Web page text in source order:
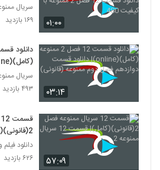
۰۱:۰۰
480
سریال
۱۶۹ بازدید
۰۳:۱۴
دوازدهم
سریال
۴۹۳ بازدید
۵۷:۰۹
ممنوعه 2
دانلود
۶۲۶ بازدید